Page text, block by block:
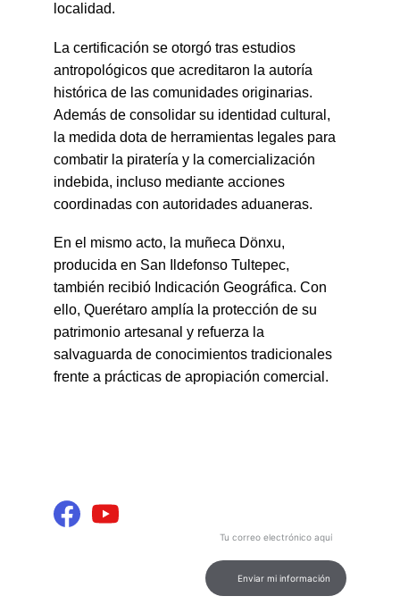
localidad.
La certificación se otorgó tras estudios
antropológicos que acreditaron la autoría
histórica de las comunidades originarias.
Además de consolidar su identidad cultural,
la medida dota de herramientas legales para
combatir la piratería y la comercialización
indebida, incluso mediante acciones
coordinadas con autoridades aduaneras.
En el mismo acto, la muñeca Dönxu,
producida en San Ildefonso Tultepec,
también recibió Indicación Geográfica. Con
ello, Querétaro amplía la protección de su
patrimonio artesanal y refuerza la
salvaguarda de conocimientos tradicionales
frente a prácticas de apropiación comercial.
Enviar mi información